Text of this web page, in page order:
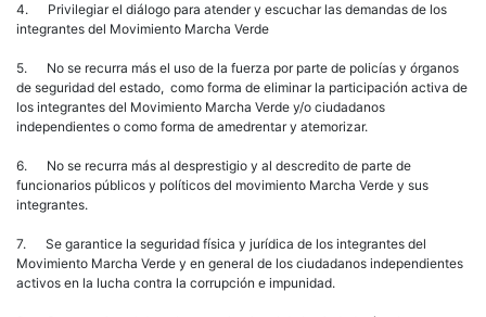
4. Privilegiar el diálogo para atender y escuchar las demandas de los
integrantes del Movimiento Marcha Verde
5. No se recurra más el uso de la fuerza por parte de policías y órganos
de seguridad del estado, como forma de eliminar la participación activa de
los integrantes del Movimiento Marcha Verde y/o ciudadanos
independientes o como forma de amedrentar y atemorizar.
6. No se recurra más al desprestigio y al descredito de parte de
funcionarios públicos y políticos del movimiento Marcha Verde y sus
integrantes.
7. Se garantice la seguridad física y jurídica de los integrantes del
Movimiento Marcha Verde y en general de los ciudadanos independientes
activos en la lucha contra la corrupción e impunidad.